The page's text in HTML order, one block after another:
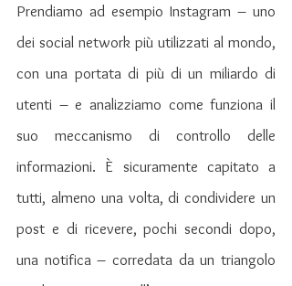
Prendiamo ad esempio Instagram – uno
dei social network più utilizzati al mondo,
con una portata di più di un miliardo di
utenti – e analizziamo come funziona il
suo meccanismo di controllo delle
informazioni. È sicuramente capitato a
tutti, almeno una volta, di condividere un
post e di ricevere, pochi secondi dopo,
una notifica – corredata da un triangolo